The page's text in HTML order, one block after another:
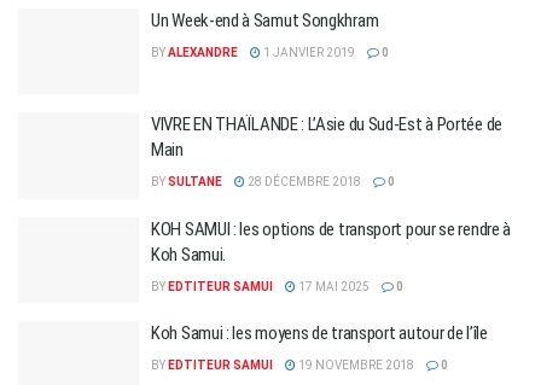
Un Week-end à Samut Songkhram
BYALEXANDRE 1 JANVIER 2019 0
VIVRE EN THAÏLANDE : L’Asie du Sud-Est à Portée de
Main
BYSULTANE 28 DÉCEMBRE 2018 0
KOH SAMUI : les options de transport pour se rendre à
Koh Samui.
BY EDTITEUR SAMUI 17 MAI 2025 0
Koh Samui : les moyens de transport autour de l’île
BY EDTITEUR SAMUI 19 NOVEMBRE 2018 0